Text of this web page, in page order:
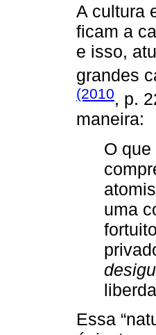
A cultura
ficam a
e isso,
grandes
(2010, p.
maneira:
O
uma
Essa